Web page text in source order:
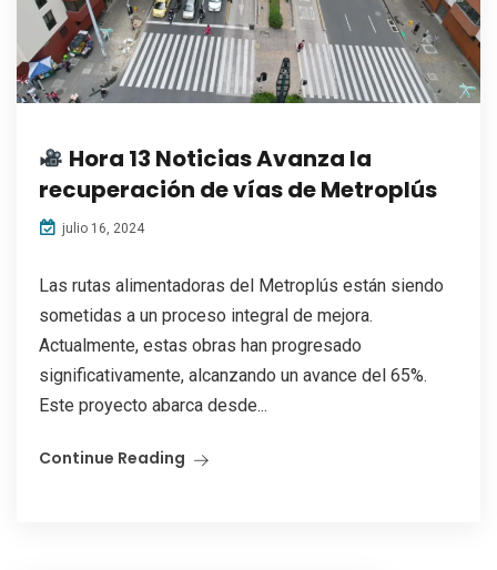
Hora 13 Noticias Avanza la
recuperación de vías de Metroplús
julio 16, 2024
Las rutas alimentadoras del Metroplús están siendo
sometidas a un proceso integral de mejora.
Actualmente, estas obras han progresado
significativamente, alcanzando un avance del 65%.
Este proyecto abarca desde...
Continue Reading